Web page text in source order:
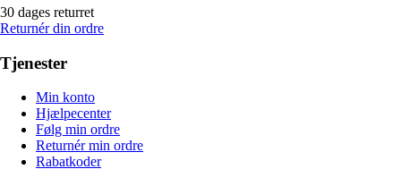
30 dages returret
Returnér din ordre
Tjenester
Min konto
Hjælpecenter
Følg min ordre
Returnér min ordre
Rabatkoder